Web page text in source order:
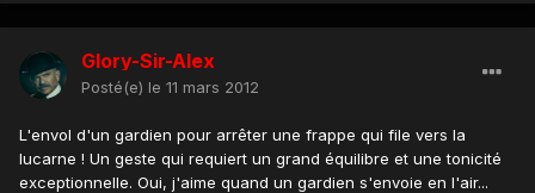
Glory-Sir-Alex
Posté(e) le 11 mars 2012
L'envol d'un gardien pour arrêter une frappe qui file vers la
lucarne ! Un geste qui requiert un grand équilibre et une tonicité
exceptionnelle. Oui, j'aime quand un gardien s'envoie en l'air...